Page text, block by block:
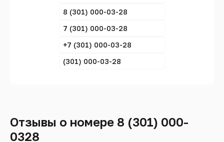
8 (301) 000-03-28
7 (301) 000-03-28
+7 (301) 000-03-28
(301) 000-03-28
Отзывы о номере 8 (301) 000-
0328